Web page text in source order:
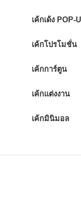
เค้กเด้ง POP-
เค้กโปรโมชั่น
เค้กการ์ตูน
เค้กแต่งงาน
เค้กมินิมอล